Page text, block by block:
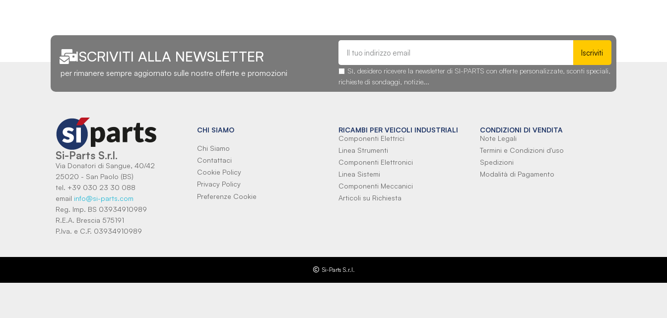
ISCRIVITI ALLA NEWSLETTER
per rimanere sempre aggiornato sulle nostre offerte e promozioni
Iscriviti
Sì, desidero ricevere la newsletter di SI-PARTS con offerte personalizzate, sconti speciali,
richieste di sondaggi, notizie...
Si-Parts S.r.l.
Via Donatori di Sangue, 40/42
25020 - San Paolo (BS)
tel. +39 030 23 30 088
email info@si-parts.com
Reg. Imp. BS 03934910989
R.E.A. Brescia 575191
P.Iva. e C.F. 03934910989
CHI SIAMO
Chi Siamo
Contattaci
Cookie Policy
Privacy Policy
Preferenze Cookie
RICAMBI PER VEICOLI INDUSTRIALI
Componenti Elettrici
Linea Strumenti
Componenti Elettronici
Linea Sistemi
Componenti Meccanici
Articoli su Richiesta
CONDIZIONI DI VENDITA
Note Legali
Termini e Condizioni d'uso
Spedizioni
Modalità di Pagamento
Si-Parts S.r.l.